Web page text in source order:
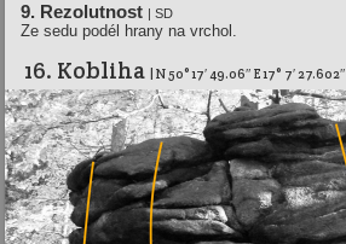
9. Rezolutnost | SD
Ze sedu podél hrany na vrchol.
16. Kobliha | N 50° 17′ 49.06″ E 17° 7′ 27.602″